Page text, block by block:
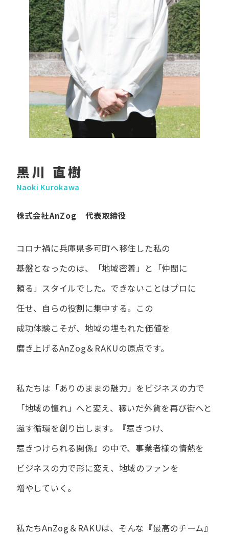
黒川 直樹
Naoki Kurokawa
株式会社AnZog 代表取締役
コロナ禍に​兵庫県多可町へ​移住した​私の​
基盤となったのは、
「地域密着」と​「仲間に​
頼る」スタイルでした。 できない​ことは​プロに​
任せ、​自らの​役割に​集中する。 この​
成功体験こそが、​地域の​埋もれた​価値を​
磨き上げる​AnZog＆RAKUの​原点です。
私たちは​「ありの​ままの​魅力」を​ビジネスの​力で​
「地域の​憧れ」へと​変え、 稼いだ外貨を​再び街へと​
還す循環を​創り出します。
『惹きつけ、​
惹きつけられる​関係』の​中で、​事業者様の​情熱を​
ビジネスの​力で​形に​変え、 地域の​ファンを​
増やしていく。
私たちAnZog＆RAKUは、​そんな​『最高の​チーム』